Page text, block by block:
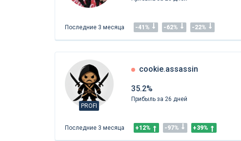
Последние 3 месяца -41% -62% -22%
PROFI
cookie.assassin
35.2%
Прибыль за 26 дней
Последние 3 месяца +12% -97% +39%